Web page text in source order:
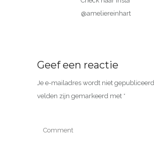
@ameliereinhart
Geef een reactie
Je e-mailadres wordt niet gepubliceerd.
velden zijn gemarkeerd met *